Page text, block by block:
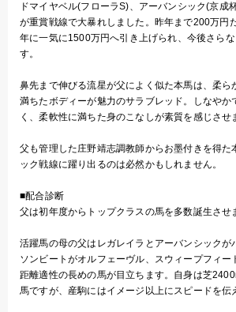
ドマイヤベル(フローラS)、アーバンシック(京成
が重賞戦線で大暴れしました。昨年まで200万円
年に一気に1500万円へ引き上げられ、今後さら
す。
鼻先まで伸びる流星が父によく似た本馬は、柔ら
満ちたボディーが魅力のサラブレッド。しなやか
く、柔軟性に満ちた身のこなしが素質を感じさせ
父も管理した庄野靖志調教師からお墨付きを得た
ック戦線に躍り出るのは必然かもしれません。
■配合診断
父は初年度からトップクラスの馬を多数誕生させ
活躍馬の母の父はレガレイラとアーバンシックが
ソンビートがオルフェーヴル、スウィープフィー
距離適性の長めの馬が目立ちます。自身は芝
馬ですが、産駒にはイメージ以上にスピードを伝